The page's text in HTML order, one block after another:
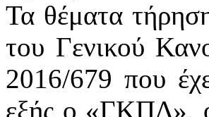
Τα θέματα
του Γενικού
2016/679 που
εξής ο «ΓΚΠΔ»,